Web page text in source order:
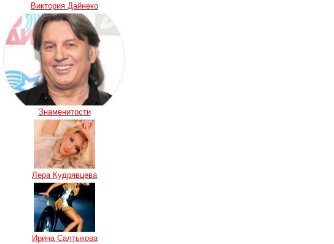
Виктория Дайнеко
Знаменитости
Лера Кудрявцева
Ирина Салтыкова